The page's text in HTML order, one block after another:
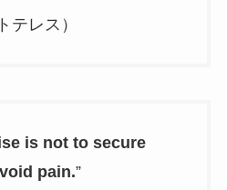
テレス）
is not to secure
pain.”